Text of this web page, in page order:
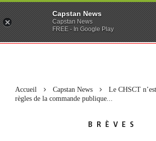
Accueil Capstan News
Le CHSCT
règles de la commande publique...
BRÈVES
Capstan News
Capstan News
FREE - In Google Play